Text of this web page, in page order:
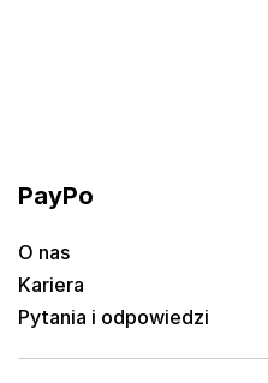
PayPo
O nas
Kariera
Pytania i odpowiedzi